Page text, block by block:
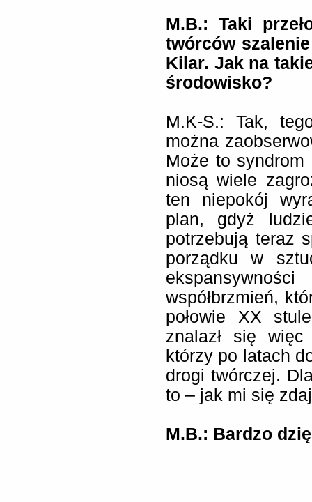
M.B.: Taki
twórców
Kilar. Jak na
środowisko?
M.K-S.: Tak,
można
Może to
niosą wiele
ten niepokój
plan, gdyż
potrzebują teraz
porządku w
ekspansywności
współbrzmień,
połowie XX
znalazł się
którzy po latach
drogi twórczej.
to – jak mi się
M.B.: Bardzo